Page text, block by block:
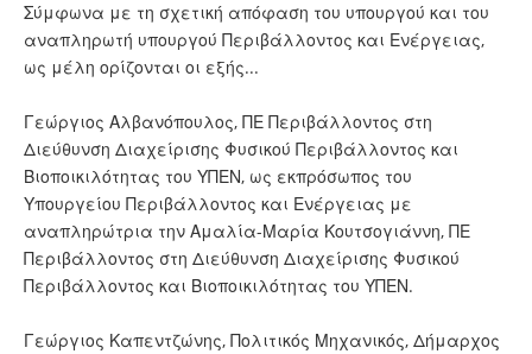
Σύμφωνα με τη σχετική απόφαση του υπουργού και του
αναπληρωτή υπουργού Περιβάλλοντος και Ενέργειας,
ως μέλη ορίζονται οι εξής...
Γεώργιος Αλβανόπουλος, ΠΕ Περιβάλλοντος στη
Διεύθυνση Διαχείρισης Φυσικού Περιβάλλοντος και
Βιοποικιλότητας του ΥΠΕΝ, ως εκπρόσωπος του
Υπουργείου Περιβάλλοντος και Ενέργειας με
αναπληρώτρια την Αμαλία-Μαρία Κουτσογιάννη, ΠΕ
Περιβάλλοντος στη Διεύθυνση Διαχείρισης Φυσικού
Περιβάλλοντος και Βιοποικιλότητας του ΥΠΕΝ.
Γεώργιος Καπεντζώνης, Πολιτικός Μηχανικός, Δήμαρχος